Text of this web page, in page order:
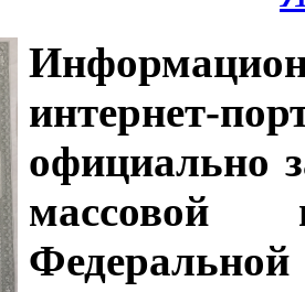
интернет-
официально